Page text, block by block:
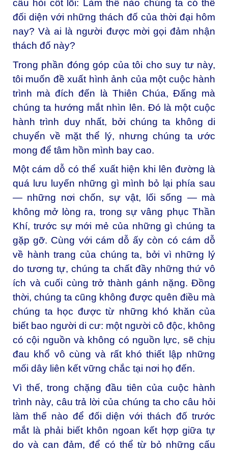
câu hỏi cốt lõi: Làm thế nào chúng ta có thể
đối diện với những thách đố của thời đại hôm
nay? Và ai là người được mời gọi đảm nhận
thách đố này?
Trong phần đóng góp của tôi cho suy tư này,
tôi muốn đề xuất hình ảnh của một cuộc hành
trình mà đích đến là Thiên Chúa, Đấng mà
chúng ta hướng mắt nhìn lên. Đó là một cuộc
hành trình duy nhất, bởi chúng ta không di
chuyển về mặt thể lý, nhưng chúng ta ước
mong để tâm hồn mình bay cao.
Một cám dỗ có thể xuất hiện khi lên đường là
quá lưu luyến những gì mình bỏ lại phía sau
— những nơi chốn, sự vật, lối sống — mà
không mở lòng ra, trong sự vâng phục Thần
Khí, trước sự mới mẻ của những gì chúng ta
gặp gỡ. Cùng với cám dỗ ấy còn có cám dỗ
về hành trang của chúng ta, bởi vì những lý
do tương tự, chúng ta chất đầy những thứ vô
ích và cuối cùng trở thành gánh nặng. Đồng
thời, chúng ta cũng không được quên điều mà
chúng ta học được từ những khó khăn của
biết bao người di cư: một người cô độc, không
có cội nguồn và không có nguồn lực, sẽ chịu
đau khổ vô cùng và rất khó thiết lập những
mối dây liên kết vững chắc tại nơi họ đến.
Vì thế, trong chặng đầu tiên của cuộc hành
trình này, câu trả lời của chúng ta cho câu hỏi
làm thế nào để đối diện với thách đố trước
mắt là phải biết khôn ngoan kết hợp giữa tự
do và can đảm, để có thể từ bỏ những cấu